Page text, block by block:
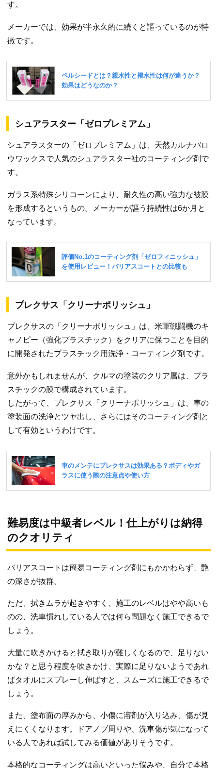
す。
メーカーでは、効果が半永久的に続くと謳っているのが特
徴です。
シュアラスター「ゼロプレミアム」
シュアラスターの「ゼロプレミアム」は、天然カルナバロ
ウワックスで人気のシュアラスター社のコーティング剤で
す。
ガラス系特殊シリコーンにより、耐久性の高い強力な被膜
を形成するというもの。メーカーが謳う持続性は6か月と
なっています。
プレクサス「クリーナポリッシュ」
プレクサスの「クリーナポリッシュ」は、米軍戦闘機のキ
ャノピー（強化プラスチック）をクリアに保つことを目的
に開発されたプラスチック用洗浄・コーティング剤です。
意外かもしれませんが、クルマの塗装のクリア層は、プラ
スチックの膜で構成されています。
したがって、プレクサス「クリーナポリッシュ」は、車の
塗装面の洗浄とツヤ出し、さらにはそのコーティング剤と
して有効というわけです。
難易度は中級者レベル！仕上がりは納得
のクオリティ
バリアスコートは簡易コーティング剤にもかかわらず、艶
の深さが抜群。
ただ、拭きムラが起きやすく、施工のレベルはやや高いも
のの、洗車慣れしている人では何ら問題なく施工できるで
しょう。
大量に吹きかけると拭き取りが難しくなるので、足りない
かな？と思う程度を吹きかけ、実際に足りないようであれ
ばタオルにスプレーし伸ばすと、スムーズに施工できるで
しょう。
また、塗布面の厚みから、小傷に溶剤が入り込み、傷が見
えにくくなります。ドアノブ周りや、洗車傷が気になって
いる人であれば試してみる価値がありそうです。
本格的なコーティングは高いといった悩みや、自分で本格